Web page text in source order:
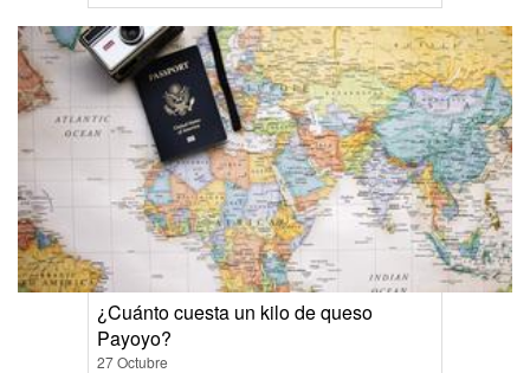
¿Cuánto cuesta un kilo de queso
Payoyo?
27 Octubre